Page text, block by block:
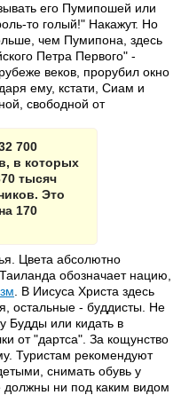
его Пумипошей или
то голый!" Накажут. Но
чем Пумипона, здесь
Петра Первого" -
веков, прорубил окно
ему, кстати, Сиам и
свободной от
700
в которых
тысяч
Это
170
Цвета абсолютно
обозначает нацию,
. В Иисуса Христа здесь
остальные - буддисты. Не
Будды или кидать в
от "дартса". За кощунство
Туристам рекомендуют
снимать обувь у
ни под каким видом